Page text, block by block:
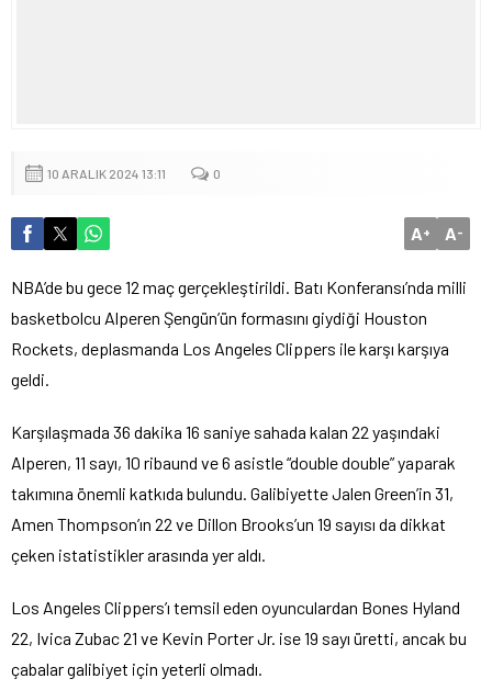
10 ARALIK 2024 13:11 0
A+ A-
NBA’de bu gece 12 maç gerçekleştirildi. Batı Konferansı’nda milli
basketbolcu Alperen Şengün’ün formasını giydiği Houston
Rockets, deplasmanda Los Angeles Clippers ile karşı karşıya
geldi.
Karşılaşmada 36 dakika 16 saniye sahada kalan 22 yaşındaki
Alperen, 11 sayı, 10 ribaund ve 6 asistle “double double” yaparak
takımına önemli katkıda bulundu. Galibiyette Jalen Green’in 31,
Amen Thompson’ın 22 ve Dillon Brooks’un 19 sayısı da dikkat
çeken istatistikler arasında yer aldı.
Los Angeles Clippers’ı temsil eden oyunculardan Bones Hyland
22, Ivica Zubac 21 ve Kevin Porter Jr. ise 19 sayı üretti, ancak bu
çabalar galibiyet için yeterli olmadı.